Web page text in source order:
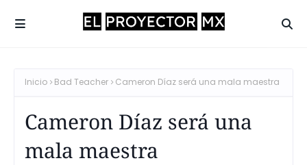
Inicio Bad Teacher Cameron Díaz será una mala maestra
Cameron Díaz será una
mala maestra